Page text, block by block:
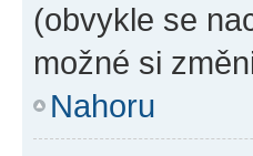
(obvykle se
možné si
Nahoru